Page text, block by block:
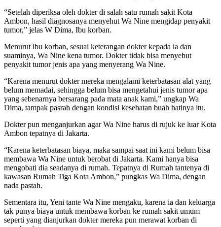
“Setelah diperiksa oleh dokter di salah satu rumah sakit Kota
Ambon, hasil diagnosanya menyehut Wa Nine mengidap penyakit
tumor,” jelas W Dima, Ibu korban.
Menurut ibu korban, sesuai keterangan dokter kepada ia dan
suaminya, Wa Nine kena tumor. Dokter tidak bisa menyebut
penyakit tumor jenis apa yang menyerang Wa Nine.
“Karena menurut dokter mereka mengalami keterbatasan alat yang
belum memadai, sehingga belum bisa mengetahui jenis tumor apa
yang sebenarnya bersarang pada mata anak kami,” ungkap Wa
Dima, tampak pasrah dengan kondisi kesehatan buah hatinya itu.
Dokter pun menganjurkan agar Wa Nine harus di rujuk ke luar Kota
Ambon tepatnya di Jakarta.
“Karena keterbatasan biaya, maka sampai saat ini kami belum bisa
membawa Wa Nine untuk berobat di Jakarta. Kami hanya bisa
mengobati dia seadanya di rumah. Tepatnya di Rumah tantenya di
kawasan Rumah Tiga Kota Ambon,” pungkas Wa Dima, dengan
nada pastah.
Sementara itu, Yeni tante Wa Nine mengaku, karena ia dan keluarga
tak punya biaya untuk membawa korban ke rumah sakit umum
seperti yang dianjurkan dokter mereka pun merawat korban di